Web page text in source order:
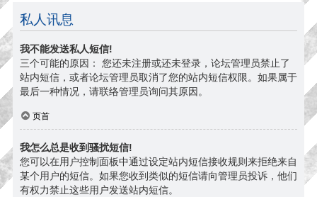
私人讯息
我不能发送私人短信!
三个可能的原因： 您还未注册或还未登录，论坛管理员禁止了
站内短信，或者论坛管理员取消了您的站内短信权限。如果属于
最后一种情况，请联络管理员询问其原因。
页首
我怎么总是收到骚扰短信!
您可以在用户控制面板中通过设定站内短信接收规则来拒绝来自
某个用户的短信。如果您收到类似的短信请向管理员投诉，他们
有权力禁止这些用户发送站内短信。